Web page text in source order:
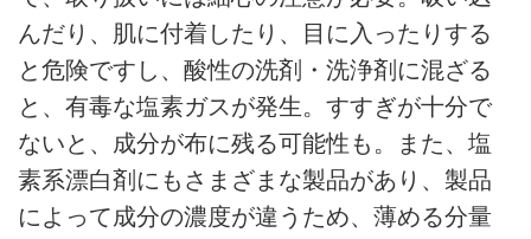
んだり、肌に付着したり、目に入ったりする
と危険ですし、酸性の洗剤・洗浄剤に混ざる
と、有毒な塩素ガスが発生。すすぎが十分で
ないと、成分が布に残る可能性も。また、塩
素系漂白剤にもさまざまな製品があり、製品
によって成分の濃度が違うため、薄める分量